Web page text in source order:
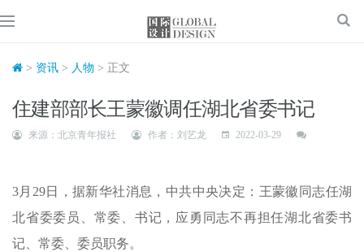
> 资讯 > 人物 > 正文
住建部部长王蒙徽调任湖北省委书记
来源：北京青年报社 作者：刘艺龙 2022-03-29
3月29日，据新华社消息，中共中央决定：王蒙徽同志任湖
北省委委员、常委、书记，应勇同志不再担任湖北省委书
记、常委、委员职务。